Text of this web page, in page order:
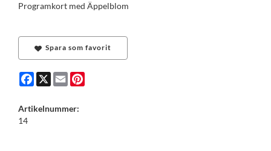
Programkort med Äppelblom
Spara som favorit
Facebook
X Email
Artikelnummer:
14